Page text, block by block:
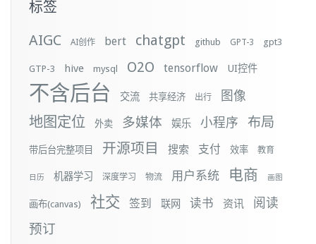
标签
AIGC
AI创作 bert chatgpt github GPT-3 gpt3
GTP-3 hive mysql O2O tensorflow UI控件
不含后台 交流 共享经济 出行 图像
地图定位 外卖 多媒体 娱乐 小程序 布局
带后台完整项目 开源项目 搜索 支付 效率 教育
日历 机器学习 深度学习 物流 用户系统 电商 画图
画布(canvas) 社交 签到 联网 读书 资讯 阅读
预订